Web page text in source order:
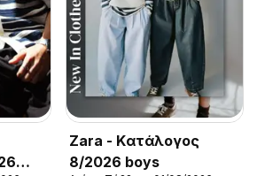
Zara - Kατάλογος
8/2026 boys